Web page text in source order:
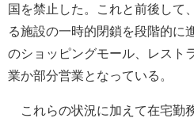
国を禁止した。これと前後して
る施設の一時的閉鎖を段階的に
のショッピングモール、レスト
業か部分営業となっている。
これらの状況に加えて在宅勤